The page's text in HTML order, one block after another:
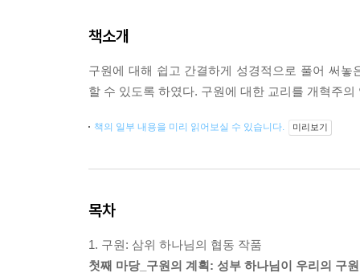
책소개
구원에 대해 쉽고 간결하게 성경적으로 풀어 써
할 수 있도록 하였다. 구원에 대한 교리를 개혁주
책의 일부 내용을 미리 읽어보실 수 있습니다. 미리보기
목차
1. 구원: 삼위 하나님의 협동 작품
첫째 마당_구원의 계획: 성부 하나님이 우리의 구